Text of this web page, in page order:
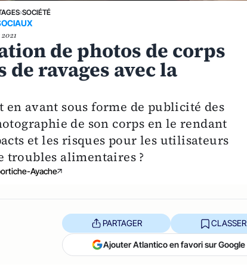
›SOCIÉTÉ
de photos de corps
ravages avec la
avant sous forme de publicité des
de son corps en le rendant
et les risques pour les utilisateurs
troubles alimentaires ?
Ayache
PARTAGER CLASSER
Ajouter Atlantico en favori sur Google